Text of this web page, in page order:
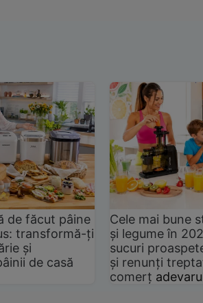
de făcut pâine
transformă-ți
și
de casă
Cele mai bune
și legume în
sucuri
și renunți
comerț